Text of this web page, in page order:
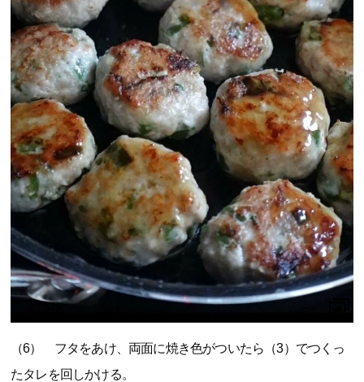
（6） フタをあけ、両面に焼き色がついたら（3）でつくっ
たタレを回しかける。